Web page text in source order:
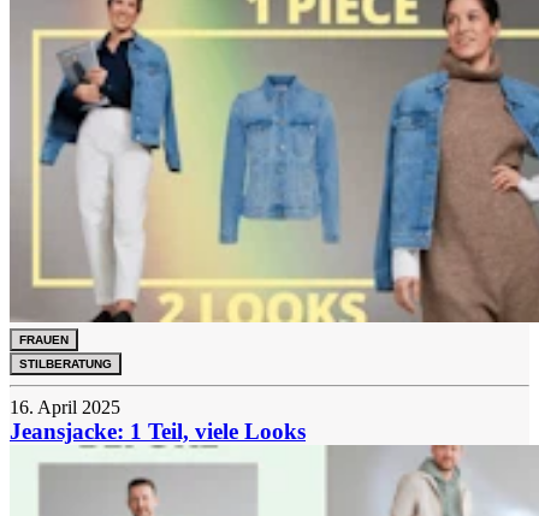
FRAUEN
STILBERATUNG
16. April 2025
Jeansjacke: 1 Teil, viele Looks